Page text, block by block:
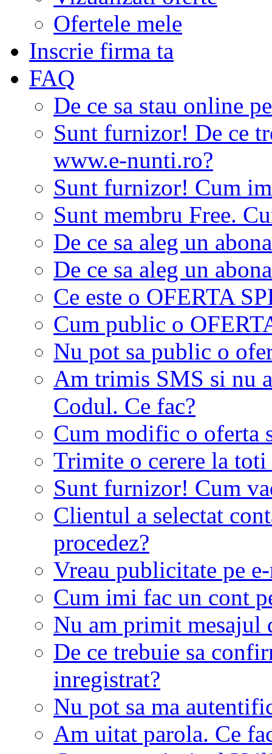
Ofertele mele
Inscrie firma ta
FAQ
De ce sa stau online
Sunt furnizor! De ce
www.e-nunti.ro?
Sunt furnizor! Cum
Sunt membru Free.
De ce sa aleg un
De ce sa aleg un
Ce este o OFERTA
Cum public o
Nu pot sa public o
Am trimis SMS si nu
Codul. Ce fac?
Cum modific o oferta
Trimite o cerere la
Sunt furnizor! Cum
Clientul a selectat
procedez?
Vreau publicitate pe
Cum imi fac un cont
Nu am primit mesajul
De ce trebuie sa
inregistrat?
Nu pot sa ma
Am uitat parola. Ce